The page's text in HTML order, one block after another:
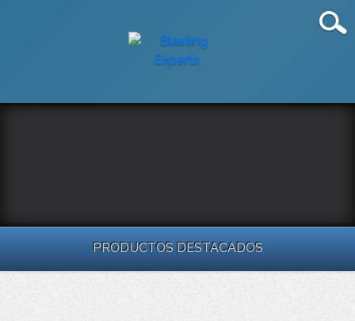
PRODUCTOS DESTACADOS